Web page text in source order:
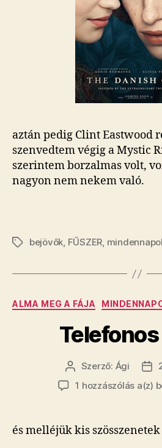
aztán pedig Clint Eastwood
szenvedtem végig a Mystic
szerintem borzalmas volt,
nagyon nem nekem való.
Címkékbejövők, FŰSZER,
ALMA MEG A FÁJA
Bejegyzés
szerzője
Szerző: Ági
1 hozzászólás a(z)
és melléjük kis szösszenetek